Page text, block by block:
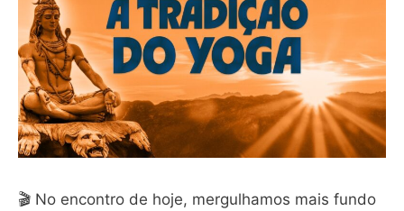
🎬 No encontro de hoje, mergulhamos mais fundo